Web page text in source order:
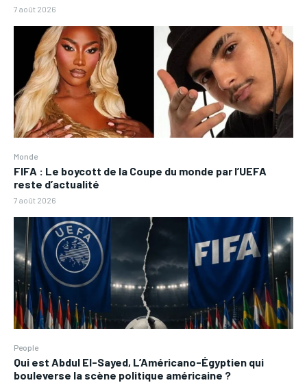
7 août 2026
Monde
FIFA : Le boycott de la Coupe du monde par l’UEFA
reste d’actualité
7 août 2026
People
Qui est Abdul El-Sayed, L’Américano-Égyptien qui
bouleverse la scène politique américaine ?